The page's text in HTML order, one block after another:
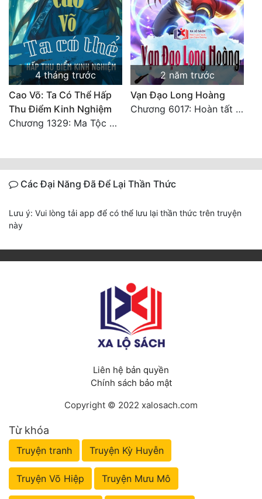
4 tháng trước
Cao Võ: Ta Có Thể Hấp
Thu Điểm Kinh Nghiệm
Chương 1329: Ma Tộc đại công chúa Thương Nguyệt
2 năm trước
Vạn Đạo Long Hoàng
Chương 6017: Hoàn tất cảm nghĩ của tác giả
Các Đại Năng Đã Để Lại Thần Thức
Lưu ý: Vui lòng tải app để có thể lưu lại thần thức trên truyện
này
Liên hệ bản quyền
Chính sách bảo mật
Copyright © 2022 xalosach.com
Từ khóa
Truyện tranh Truyện Kỳ Huyễn
Truyện Võ Hiệp Truyện Mưu Mô